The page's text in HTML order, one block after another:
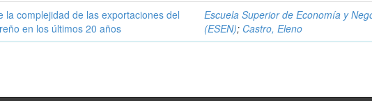
la complejidad de las exportaciones del
en los últimos 20 años
Escuela Superior de Economía y
(ESEN); Castro, Eleno